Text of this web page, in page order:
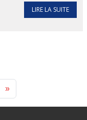
LIRE LA SUITE
»